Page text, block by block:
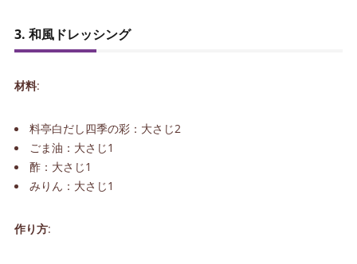
3. 和風ドレッシング
材料:
料亭白だし四季の彩：大さじ2
ごま油：大さじ1
酢：大さじ1
みりん：大さじ1
作り方: